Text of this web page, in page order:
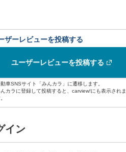
ザーレビューを投稿する
ユーザーレビューを投稿する
車SNSサイト「みんカラ」に遷移します。
カラに登録して投稿すると、carview!にも表示されま
イン